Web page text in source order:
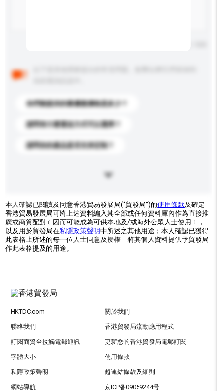
你們能提供的最優惠價格是多少？
請問有什麼運送方式可以選擇？
請問你的產品是否支持定制？
本人確認已閱讀及同意香港貿易發展局(“貿發局”)的使用條款及確定
香港貿易發展局可將上述資料編入其全部或任何資料庫內作為直接推
廣或商貿配對﹝因而可能成為可供本地及/或海外公眾人士使用﹞，
以及用於貿發局在私隱政策聲明中所述之其他用途；本人確認已獲得
此表格上所述的每一位人士同意及授權，將其個人資料提供予貿發局
作此表格提及的用途。
HKTDC.com 關於我們
聯絡我們 香港貿發局流動應用程式
訂閱商貿全接觸電郵通訊 更新您的香港貿發局電郵訂閱
字體大小 使用條款
私隱政策聲明 超連結條款及細則
網站導航 京ICP备09059244号